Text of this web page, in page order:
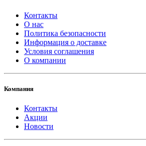
Контакты
О нас
Политика безопасности
Информация о доставке
Условия соглашения
О компании
Компания
Контакты
Акции
Новости